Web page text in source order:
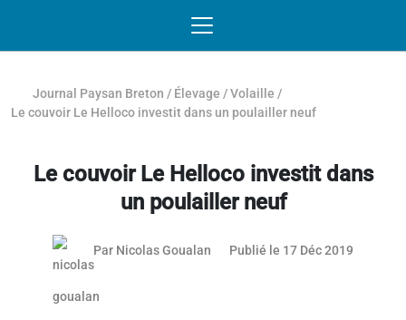
Journal Paysan Breton / Élevage /Volaille /
Le couvoir Le Helloco investit dans un poulailler neuf
Le couvoir Le Helloco investit dans
un poulailler neuf
Par Nicolas Goualan Publié le 17 Déc 2019